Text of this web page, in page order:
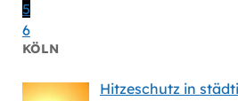
5
6
KÖLN
Hitzeschutz in